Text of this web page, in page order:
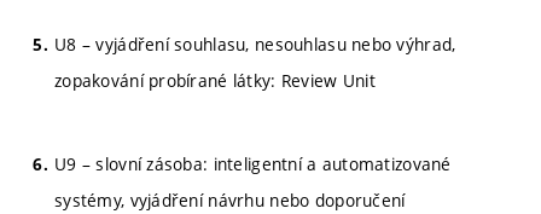
U8 – vyjádření souhlasu, nesouhlasu nebo výhrad,
zopakování probírané látky: Review Unit
U9 – slovní zásoba: inteligentní a automatizované
systémy, vyjádření návrhu nebo doporučení